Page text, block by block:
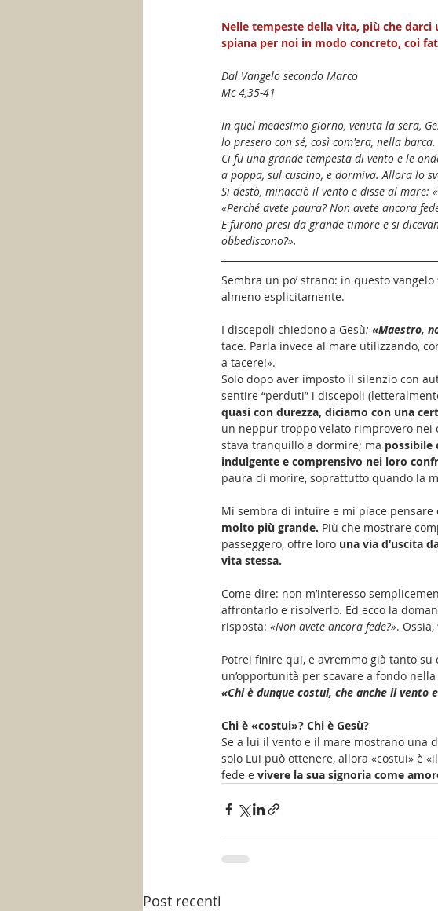
Nelle tempeste della vita, più che darci
spiana per noi in modo concreto, coi
Dal Vangelo secondo Marco
Mc 4,35-41
In quel medesimo giorno, venuta la sera,
lo presero con sé, così com'era, nella
Ci fu una grande tempesta di vento e le
a poppa, sul cuscino, e dormiva. Allora lo
Si destò, minacciò il vento e disse al mare:
«Perché avete paura? Non avete ancora
E furono presi da grande timore e si
obbediscono?».
Sembra un po’ strano: in questo vangelo
almeno esplicitamente.
I discepoli chiedono a Gesù: «Maestro,
tace. Parla invece al mare utilizzando,
a tacere!».
Solo dopo aver imposto il silenzio con
sentire “perduti” i discepoli
quasi con durezza, diciamo con una
un neppur troppo velato rimprovero nei
stava tranquillo a dormire; ma possibile
indulgente e comprensivo nei loro
paura di morire, soprattutto quando la
Mi sembra di intuire e mi piace
molto più grande. Più che mostrare
passeggero, offre loro una via d’uscita
vita stessa.
Come dire: non m’interesso
affrontarlo e risolverlo. Ed ecco la
risposta: «Non avete ancora fede?». Ossia,
Potrei finire qui, e avremmo già tanto su
un’opportunità per scavare a fondo
«Chi è dunque costui, che anche il vento
Chi è «costui»? Chi è Gesù?
Se a lui il vento e il mare mostrano una
solo Lui può ottenere, allora «costui» è
fede e vivere la sua signoria come
Post recenti